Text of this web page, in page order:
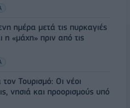
ημέρα μετά τις πυρκαγιές
«μάχη» πριν από τις
Τουρισμό: Οι νέοι
νησιά και προορισμούς υπό